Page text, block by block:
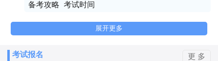
备考攻略 考试时间
展开更多
考试报名 更 多